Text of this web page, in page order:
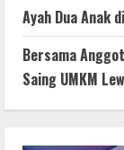
Ayah Dua Anak
Bersama
Saing UMKM